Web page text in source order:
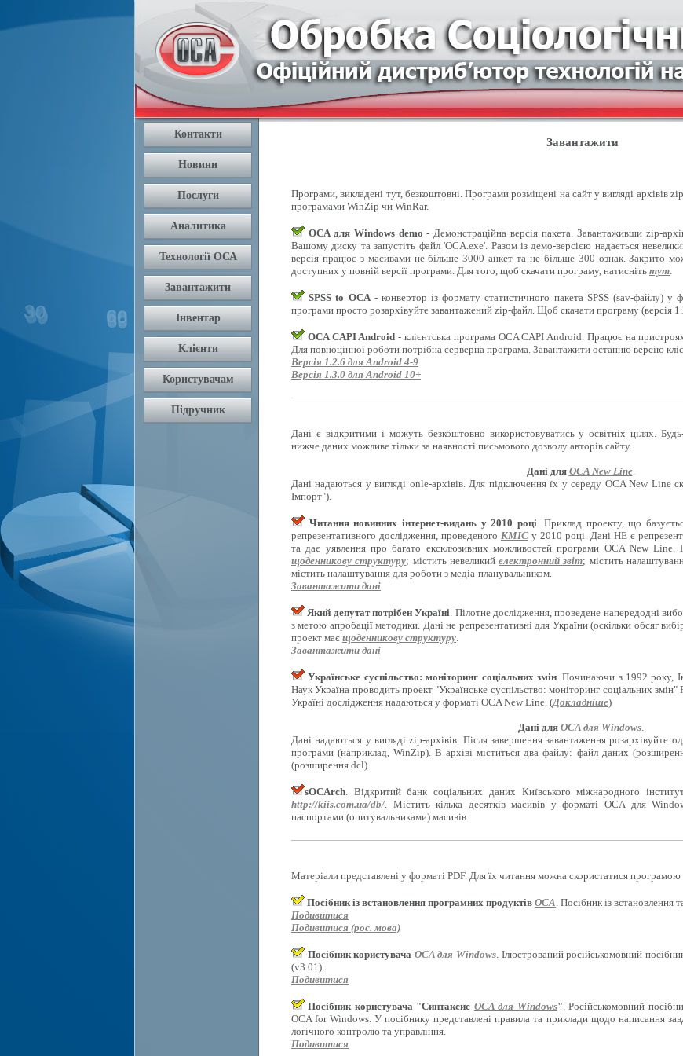
Завантажити
Програми, викладені тут, безкоштовні. Програми розміщені на сайт у вигляді архівів
програмами WinZip чи WinRar.
OCA для Windows demo - Демонстраційна версія пакета. Завантаживши zip-
Вашому диску та запустіть файл 'OCA.exe'. Разом із демо-версією надається
версія працює з масивами не більше 3000 анкет та не більше 300 ознак. Закрито
доступних у повній версії програми. Для того, щоб скачати програму, натисніть тут.
SPSS to OCA- конвертор із формату статистичного пакета SPSS (sav-файлу)
програми просто розархівуйте завантажений zip-файл. Щоб скачати програму (версія
OCA CAPI Android - клієнтська програма OCA CAPI Android. Працює на
Для повноцінної роботи потрібна серверна програма. Завантажити останню версію
Версія 1.2.6 для Android 4-9
Версія 1.3.0 для Android 10+
Дані є відкритими і можуть безкоштовно використовуватись у освітніх цілях.
нижче даних можливе тільки за наявності письмового дозволу авторів сайту.
Дані для OCA New Line.
Дані надаються у вигляді onle-архівів. Для підключення їх у середу OCA New Line
Імпорт").
Читання новинних інтернет-видань у 2010 році. Приклад проекту, що
репрезентативного дослідження, проведеного КМІС у 2010 році. Дані НЕ є
та дає уявлення про багато ексклюзивних можливостей програми OCA New Line.
щоденникову структуру; містить невеликий електронний звіт; містить
містить налаштування для роботи з медіа-планувальником.
Завантажити дані
Який депутат потрібен Україні. Пілотне дослідження, проведене напередодні
з метою апробації методики. Дані не репрезентативні для України (оскільки обсяг
проект має щоденникову структуру.
Завантажити дані
Українське суспільство: моніторинг соціальних змін. Починаючи з 1992 року,
Наук Україна проводить проект "Українське суспільство: моніторинг соціальних змін"
Україні дослідження надаються у форматі OCA New Line. (Докладніше)
Дані для OCA для Windows.
Дані надаються у вигляді zip-архівів. Після завершення завантаження розархівуйте
програми (наприклад, WinZip). В архіві міститься два файлу: файл даних
(розширення dcl).
sOCArch. Відкритий банк соціальних даних Київського міжнародного
http://kiis.com.ua/db/. Містить кілька десятків масивів у форматі OCA для
паспортами (опитувальниками) масивів.
Матеріали представлені у форматі PDF. Для їх читання можна скористатися
Посібник із встановлення програмних продуктів OCA. Посібник із встановлення
Подивитися
Подивитися (рос. мова)
Посібник користувача OCA для Windows. Ілюстрований російськомовний
(v3.01).
Подивитися
Посібник користувача "Синтаксис OCA для Windows". Російськомовний
OCA for Windows. У посібнику представлені правила та приклади щодо написання
логічного контролю та управління.
Подивитися